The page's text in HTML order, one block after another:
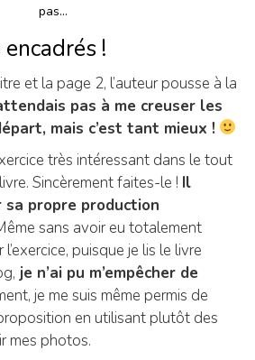
pas…
!
et la page 2, l’auteur pousse à la
pas à me creuser les
mais c’est tant mieux !
très intéressant dans le tout
Sincèrement faites-le ! Il
sa propre production
sans avoir eu totalement
puisque je lis le livre
je n’ai pu m’empêcher de
je me suis même permis de
en utilisant plutôt des
mes photos.